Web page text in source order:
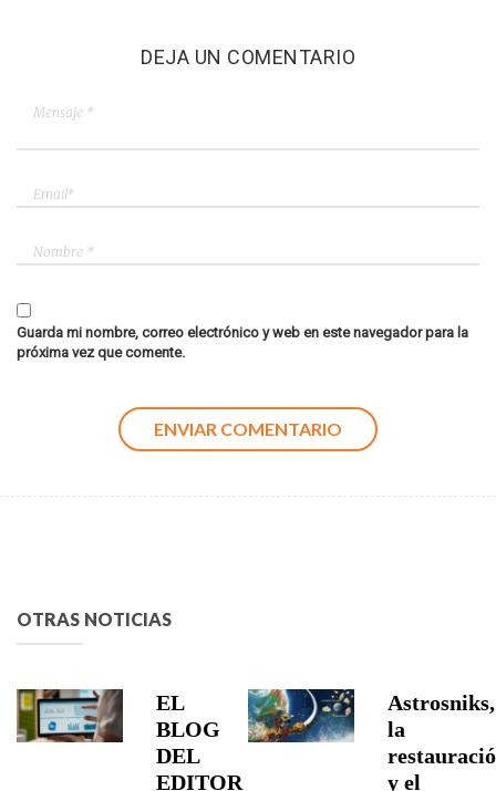
DEJA UN COMENTARIO
Guarda mi nombre, correo electrónico y web en este navegador para la
próxima vez que comente.
OTRAS NOTICIAS
EL
BLOG
DEL
EDITOR
Astrosniks,
la
y el